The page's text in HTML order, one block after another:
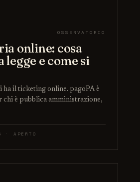
OSSERVATORIO
online: cosa
legge e come si
ha il ticketing online. pagoPA è
chi è pubblica amministrazione,
· APERTO